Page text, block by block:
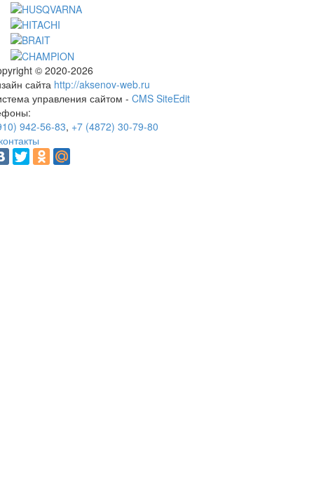
© 2020-2026
сайта http://aksenov-web.ru
управления сайтом - CMS SiteEdit
942-56-83, +7 (4872) 30-79-80